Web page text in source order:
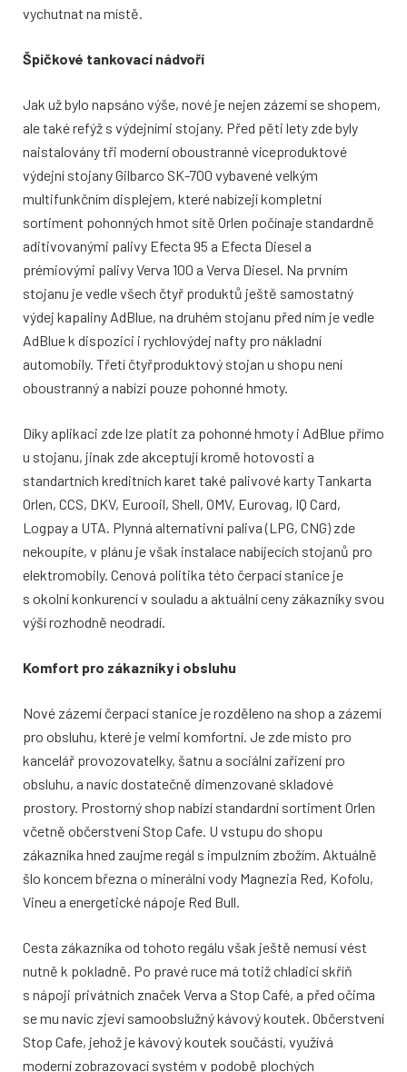
vychutnat na místě.
Špičkové tankovací nádvoří
Jak už bylo napsáno výše, nové je nejen zázemí se shopem,
ale také refýž s výdejními stojany. Před pěti lety zde byly
naistalovány tři moderní oboustranné víceproduktové
výdejní stojany Gilbarco SK-700 vybavené velkým
multifunkčním displejem, které nabízejí kompletní
sortiment pohonných hmot sítě Orlen počínaje standardně
aditivovanými palivy Efecta 95 a Efecta Diesel a
prémiovými palivy Verva 100 a Verva Diesel. Na prvním
stojanu je vedle všech čtyř produktů ještě samostatný
výdej kapaliny AdBlue, na druhém stojanu před ním je vedle
AdBlue k dispozici i rychlovýdej nafty pro nákladní
automobily. Třetí čtyřproduktový stojan u shopu není
oboustranný a nabízí pouze pohonné hmoty.
Díky aplikaci zde lze platit za pohonné hmoty i AdBlue přímo
u stojanu, jinak zde akceptují kromě hotovosti a
standartních kreditních karet také palivové karty Tankarta
Orlen, CCS, DKV, Eurooil, Shell, OMV, Eurovag, IQ Card,
Logpay a UTA. Plynná alternativní paliva (LPG, CNG) zde
nekoupíte, v plánu je však instalace nabíjecích stojanů pro
elektromobily. Cenová politika této čerpací stanice je
s okolní konkurencí v souladu a aktuální ceny zákazníky svou
výší rozhodně neodradí.
Komfort pro zákazníky i obsluhu
Nové zázemí čerpací stanice je rozděleno na shop a zázemí
pro obsluhu, které je velmi komfortní. Je zde místo pro
kancelář provozovatelky, šatnu a sociální zařízení pro
obsluhu, a navíc dostatečně dimenzované skladové
prostory. Prostorný shop nabízí standardní sortiment Orlen
včetně občerstvení Stop Cafe. U vstupu do shopu
zákazníka hned zaujme regál s impulzním zbožím. Aktuálně
šlo koncem března o minerální vody Magnezia Red, Kofolu,
Vineu a energetické nápoje Red Bull.
Cesta zákazníka od tohoto regálu však ještě nemusí vést
nutně k pokladně. Po pravé ruce má totiž chladicí skříň
s nápoji privátních značek Verva a Stop Café, a před očima
se mu navíc zjeví samoobslužný kávový koutek. Občerstvení
Stop Cafe, jehož je kávový koutek součástí, využívá
moderní zobrazovací systém v podobě plochých